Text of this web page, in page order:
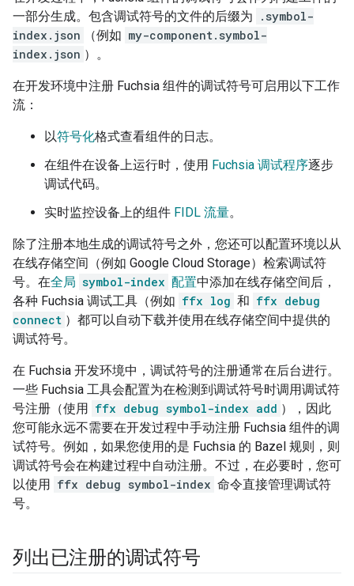
一部分生成。包含调试符号的文件的后缀为
.symbol-
index.json
（例如 my-component.symbol-
index.json ）。
在开发环境中注册 Fuchsia 组件的调试符号可启用以下工作
流：
以符号化格式查看组件的日志。
在组件在设备上运行时，使用 Fuchsia 调试程序逐步
调试代码。
实时监控设备上的组件 FIDL 流量。
除了注册本地生成的调试符号之外，您还可以配置环境以从
在线存储空间（例如 Google Cloud Storage）检索调试符
号。在全局 symbol-index 配置中添加在线存储空间后，
各种 Fuchsia 调试工具（例如 ffx log 和 ffx debug
connect ）都可以自动下载并使用在线存储空间中提供的
调试符号。
在 Fuchsia 开发环境中，调试符号的注册通常在后台进行。
一些 Fuchsia 工具会配置为在检测到调试符号时调用调试符
号注册（使用 ffx debug symbol-index add ），因此
您可能永远不需要在开发过程中手动注册 Fuchsia 组件的调
试符号。例如，如果您使用的是 Fuchsia 的 Bazel 规则，则
调试符号会在构建过程中自动注册。不过，在必要时，您可
以使用 ffx debug symbol-index 命令直接管理调试符
号。
列出已注册的调试符号